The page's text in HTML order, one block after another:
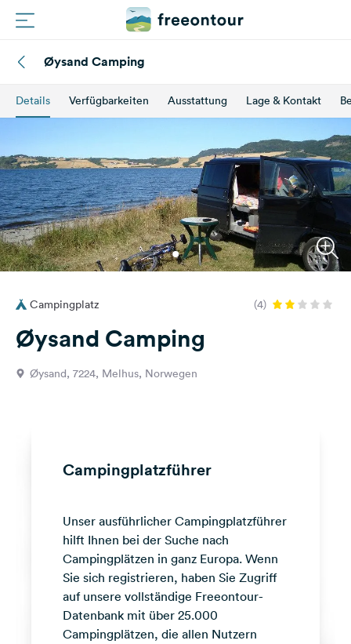
Routen
Plätze
Magazin
Partner
Registrieren
Einloggen
Fragen &
Feedback
Media
Facebook
Instagram
Øysand Camping
Details Verfügbarkeiten Ausstattung Lage & Kontakt
Campingplatz (4)
Øysand Camping
Øysand, 7224, Melhus, Norwegen
Campingplatzführer
Unser ausführlicher Campingplatzführer
hilft Ihnen bei der Suche nach
Campingplätzen in ganz Europa. Wenn
Sie sich registrieren, haben Sie Zugriff
auf unsere vollständige Freeontour-
Datenbank mit über 25.000
Campingplätzen, die allen Nutzern